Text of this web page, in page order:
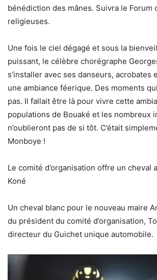
bénédiction des mânes. Suivra le Forum
religieuses.
Une fois le ciel dégagé et sous la
puissant, le célèbre chorégraphe
s’installer avec ses danseurs, acrobates
une ambiance féerique. Des moments
pas. Il fallait être là pour vivre cette
populations de Bouaké et les nombreux
n’oublieront pas de si tôt. C’était
Monboye !
Le comité d’organisation offre un cheval
Koné
Un cheval blanc pour le nouveau maire
du président du comité d’organisation,
directeur du Guichet unique automobile.